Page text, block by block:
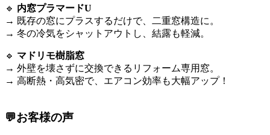
🔹 内窓プラマードU
→ 既存の窓にプラスするだけで、二重窓構造に。
→ 冬の冷気をシャットアウトし、結露も軽減。
🔹 マドリモ樹脂窓
→ 外壁を壊さずに交換できるリフォーム専用窓。
→ 高断熱・高気密で、エアコン効率も大幅アップ！
💬お客様の声